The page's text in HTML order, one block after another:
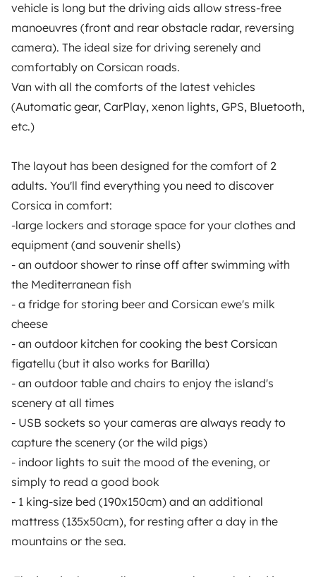
vehicle is long but the driving aids allow stress-free
manoeuvres (front and rear obstacle radar, reversing
camera). The ideal size for driving serenely and
comfortably on Corsican roads.
Van with all the comforts of the latest vehicles
(Automatic gear, CarPlay, xenon lights, GPS, Bluetooth,
etc.)
The layout has been designed for the comfort of 2
adults. You'll find everything you need to discover
Corsica in comfort:
-large lockers and storage space for your clothes and
equipment (and souvenir shells)
- an outdoor shower to rinse off after swimming with
the Mediterranean fish
- a fridge for storing beer and Corsican ewe's milk
cheese
- an outdoor kitchen for cooking the best Corsican
figatellu (but it also works for Barilla)
- an outdoor table and chairs to enjoy the island's
scenery at all times
- USB sockets so your cameras are always ready to
capture the scenery (or the wild pigs)
- indoor lights to suit the mood of the evening, or
simply to read a good book
- 1 king-size bed (190x150cm) and an additional
mattress (135x50cm), for resting after a day in the
mountains or the sea.
Instagram
X PinterestFacebook
WOHNMOBIL MIETEN
Wie funktionierts?
Deine ersten Schritte mit dem Wohnmobil
Die Bewertungen unserer User
Hilfe für Mieter
VERMIETER
Wohnmobil vermieten
Mietvertrag
Mietversicherung
Mietpannenhilfe
Hilfe für Vermieter
Sichere ZahlungsweisenRatenzahlung